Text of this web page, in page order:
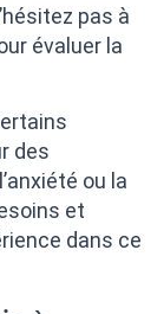
pas à
évaluer la
des
ou la
et
dans ce